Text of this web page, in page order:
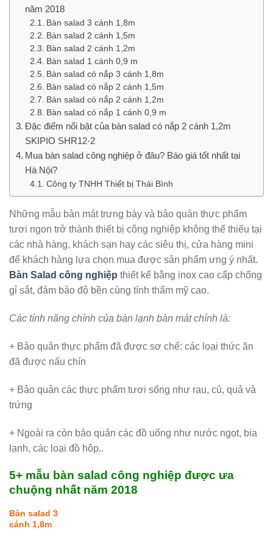
năm 2018
Bàn salad 3 cánh 1,8m
Bàn salad 2 cánh 1,5m
Bàn salad 2 cánh 1,2m
Bàn salad 1 cánh 0,9 m
Bàn salad có nắp 3 cánh 1,8m
Bàn salad có nắp 2 cánh 1,5m
Bàn salad có nắp 2 cánh 1,2m
Bàn salad có nắp 1 cánh 0,9 m
Đặc điểm nổi bật của bàn salad có nắp 2 cánh 1,2m
SKIPIO SHR12-2
Mua bàn salad công nghiệp ở đâu? Báo giá tốt nhất tại
Hà Nội?
Công ty TNHH Thiết bị Thái Bình
Những mẫu bàn mát trưng bày và bảo quản thực phẩm
tươi ngon trở thành thiết bị công nghiệp không thể thiếu tại
các nhà hàng, khách sạn hay các siêu thị, cửa hàng mini
để khách hàng lựa chọn mua được sản phẩm ưng ý nhất.
Bàn Salad công nghiệp thiết kế bằng inox cao cấp chống
gỉ sắt, đảm bảo độ bền cùng tính thẩm mỹ cao.
Các tính năng chính của bàn lạnh bàn mát chính là:
+ Bảo quản thực phẩm đã được sơ chế: các loại thức ăn
đã được nấu chín
+ Bảo quản các thực phẩm tươi sống như rau, củ, quả và
trứng
+ Ngoài ra còn bảo quản các đồ uống như nước ngọt, bia
lạnh, các loại đồ hộp..
5+ mẫu bàn salad công nghiệp được ưa
chuộng nhất năm 2018
Bàn salad 3
cánh 1,8m